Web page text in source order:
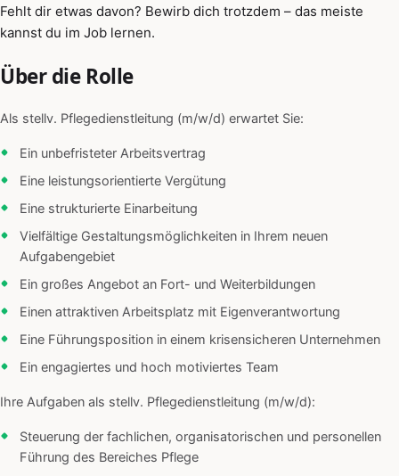
Fehlt dir etwas davon? Bewirb dich trotzdem – das meiste
kannst du im Job lernen.
Über die Rolle
Als stellv. Pflegedienstleitung (m/w/d) erwartet Sie:
Ein unbefristeter Arbeitsvertrag
Eine leistungsorientierte Vergütung
Eine strukturierte Einarbeitung
Vielfältige Gestaltungsmöglichkeiten in Ihrem neuen
Aufgabengebiet
Ein großes Angebot an Fort- und Weiterbildungen
Einen attraktiven Arbeitsplatz mit Eigenverantwortung
Eine Führungsposition in einem krisensicheren Unternehmen
Ein engagiertes und hoch motiviertes Team
Ihre Aufgaben als stellv. Pflegedienstleitung (m/w/d):
Steuerung der fachlichen, organisatorischen und personellen
Führung des Bereiches Pflege